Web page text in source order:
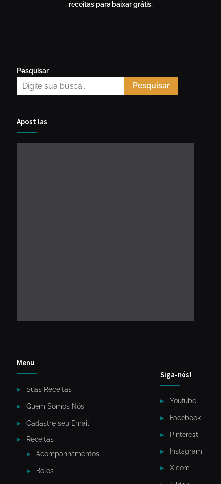
receitas para baixar grátis.
Pesquisar
Pesquisar
Apostilas
Menu
Suas Receitas
Quem Somos Nós
Cadastre seu Email
Receitas
Acompanhamentos
Bolos
Siga-nós!
Youtube
Facebook
Pinterest
Instagram
X.com